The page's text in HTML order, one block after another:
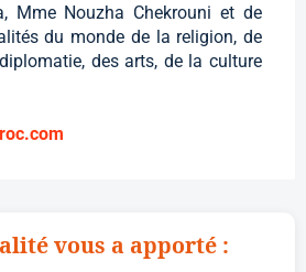
Mme Nouzha Chekrouni et de
du monde de la religion, de
des arts, de la culture
vous a apporté :